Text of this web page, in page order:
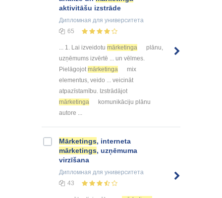
aktivitāšu izstrāde
Дипломная для университета
65
... 1. Lai izveidotu mārketinga
plānu,
uzņēmums izvērtē ... un vēlmes.
Pielāgojot mārketinga
mix
elementus, veido ... veicināt
atpazīstamību. Izstrādājot
mārketinga
komunikāciju plānu
autore ...
Mārketings, interneta
mārketings, uzņēmuma
virzīšana
Дипломная для университета
43